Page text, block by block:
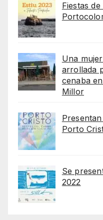
Fiestas
Una
arrollada
cenaba
Millor
Porto
Se
2022